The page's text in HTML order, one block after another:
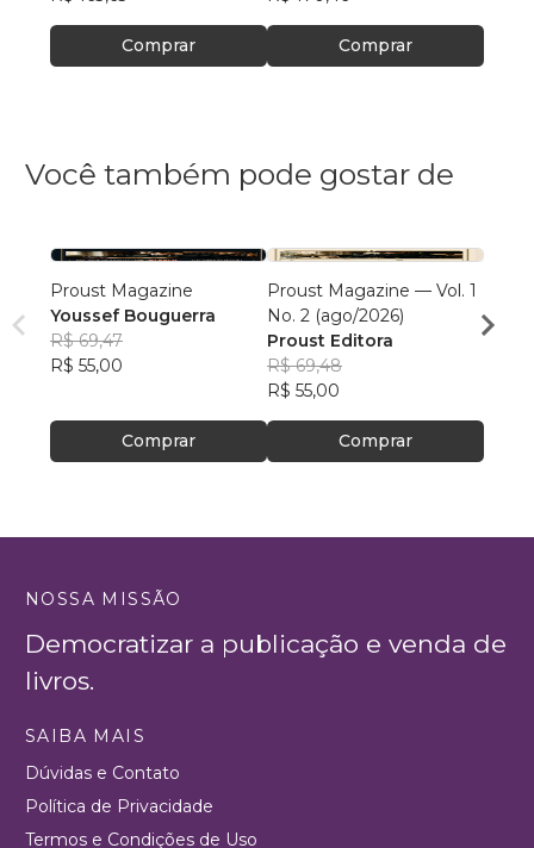
Comprar Comprar
Você também pode gostar de
Proust Magazine
Youssef Bouguerra
R$ 69,47
R$ 55,00
Comprar
Proust Magazine — Vol. 1
No. 2 (ago/2026)
Proust Editora
R$ 69,48
R$ 55,00
Comprar
NOSSA MISSÃO
Democratizar a publicação e venda de
livros.
SAIBA MAIS
Dúvidas e Contato
Política de Privacidade
Termos e Condições de Uso